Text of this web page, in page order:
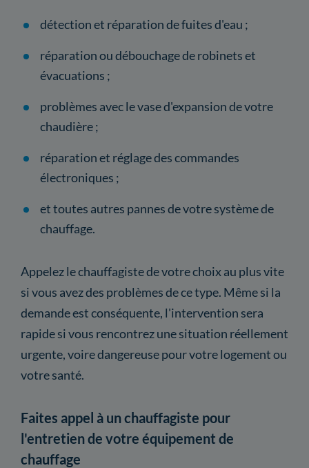
détection et réparation de fuites d'eau ;
réparation ou débouchage de robinets et
évacuations ;
problèmes avec le vase d'expansion de votre
chaudière ;
réparation et réglage des commandes
électroniques ;
et toutes autres pannes de votre système de
chauffage.
Appelez le chauffagiste de votre choix au plus vite
si vous avez des problèmes de ce type. Même si la
demande est conséquente, l'intervention sera
rapide si vous rencontrez une situation réellement
urgente, voire dangereuse pour votre logement ou
votre santé.
Faites appel à un chauffagiste pour
l'entretien de votre équipement de
chauffage